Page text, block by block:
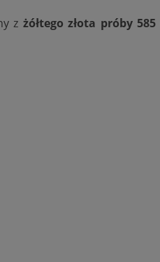
z żółtego złota próby 585